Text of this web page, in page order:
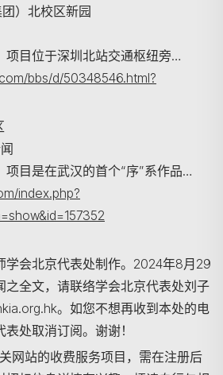
）北校区新园
项目位于深圳北站交通枢纽旁…
bbs/d/50348546.html?
项目是在武汉的首个“序”系作品…
index.php?
学会北京代表处制作。2024年8月29
之全文，请联络学会北京代表处刘子
。如您不想再收到本处的电
处取消订阅。谢谢！
网站的收费服务项目，需在注册后